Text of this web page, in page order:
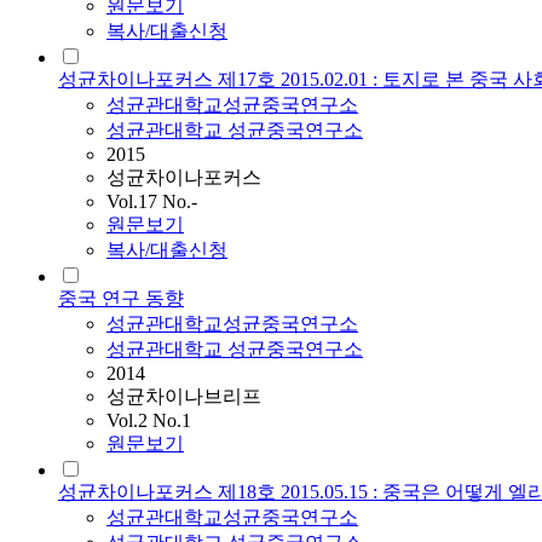
원문보기
복사/대출신청
성균차이나포커스 제17호 2015.02.01 : 토지로 본 중국 사
성균관대학교성균중국연구소
성균관대학교 성균중국연구소
2015
성균차이나포커스
Vol.17 No.-
원문보기
복사/대출신청
중국 연구 동향
성균관대학교성균중국연구소
성균관대학교 성균중국연구소
2014
성균차이나브리프
Vol.2 No.1
원문보기
성균차이나포커스 제18호 2015.05.15 : 중국은 어떻게 엘
성균관대학교성균중국연구소